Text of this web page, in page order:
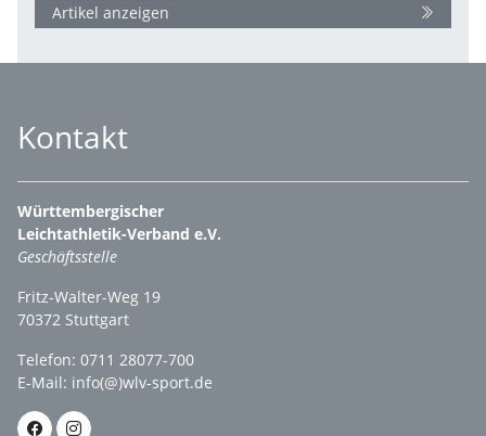
Artikel anzeigen
Kontakt
Württembergischer
Leichtathletik-Verband e.V.
Geschäftsstelle
Fritz-Walter-Weg 19
70372 Stuttgart
Telefon: 0711 28077-700
E-Mail: info(@)wlv-sport.de